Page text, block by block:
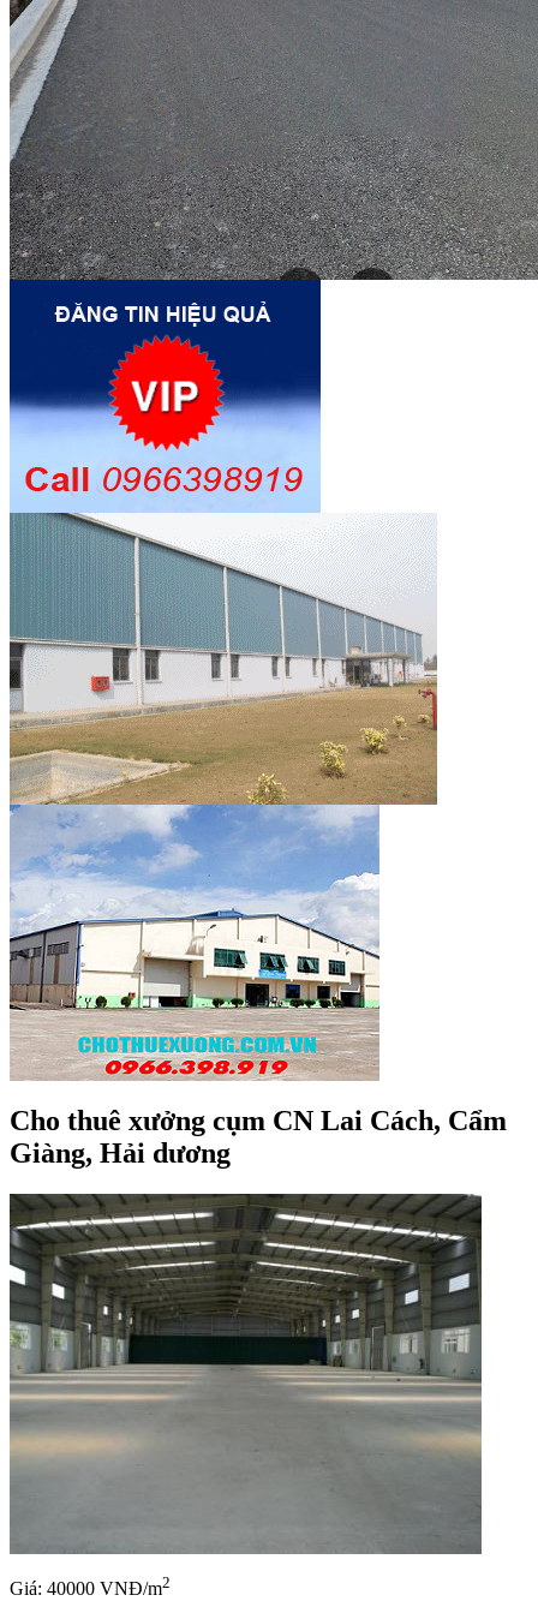
Cho thuê xưởng cụm CN Lai Cách, Cẩm
Giàng, Hải dương
Giá: 40000 VNĐ/m2